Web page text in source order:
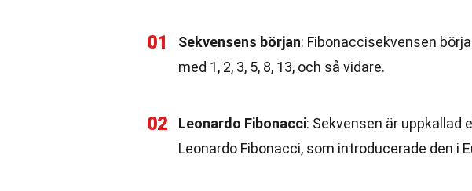
01 Sekvensens början: Fibonaccisekvensen
med 1, 2, 3, 5, 8, 13, och så vidare.
02 Leonardo Fibonacci: Sekvensen är
Leonardo Fibonacci, som introducerade den i